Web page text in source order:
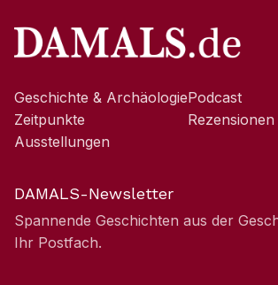
Geschichte & Archäologie
Zeitpunkte
Ausstellungen
Podcast
Rezensionen
DAMALS-Newsletter
Spannende Geschichten aus der
Ihr Postfach.